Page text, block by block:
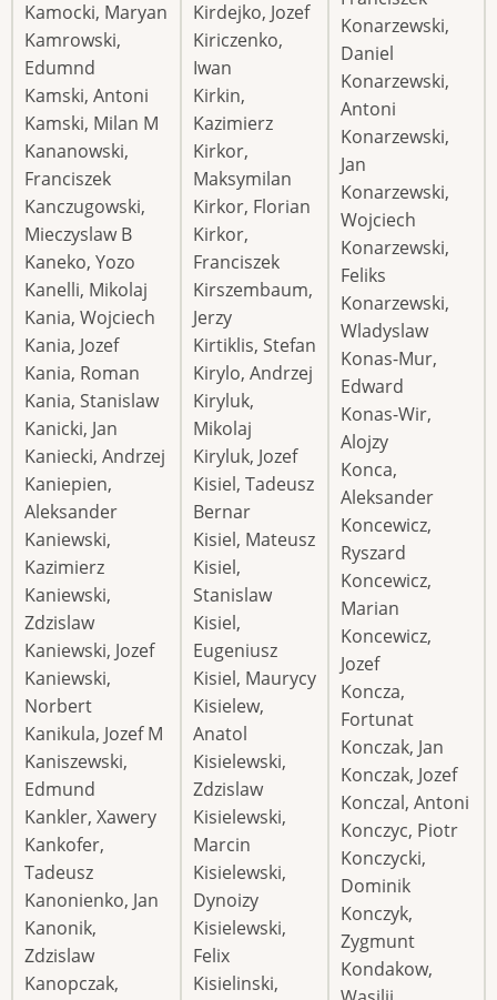
Kamocki, Maryan
Kamrowski,
Edumnd
Kamski, Antoni
Kamski, Milan M
Kananowski,
Franciszek
Kanczugowski,
Mieczyslaw B
Kaneko, Yozo
Kanelli, Mikolaj
Kania, Wojciech
Kania, Jozef
Kania, Roman
Kania, Stanislaw
Kanicki, Jan
Kaniecki, Andrzej
Kaniepien,
Aleksander
Kaniewski,
Kazimierz
Kaniewski,
Zdzislaw
Kaniewski, Jozef
Kaniewski,
Norbert
Kanikula, Jozef M
Kaniszewski,
Edmund
Kankler, Xawery
Kankofer,
Tadeusz
Kanonienko, Jan
Kanonik,
Zdzislaw
Kanopczak,
Kirdejko, Jozef
Kiriczenko,
Iwan
Kirkin,
Kazimierz
Kirkor,
Maksymilan
Kirkor, Florian
Kirkor,
Franciszek
Kirszembaum,
Jerzy
Kirtiklis, Stefan
Kirylo, Andrzej
Kiryluk,
Mikolaj
Kiryluk, Jozef
Kisiel, Tadeusz
Bernar
Kisiel, Mateusz
Kisiel,
Stanislaw
Kisiel,
Eugeniusz
Kisiel, Maurycy
Kisielew,
Anatol
Kisielewski,
Zdzislaw
Kisielewski,
Marcin
Kisielewski,
Dynoizy
Kisielewski,
Felix
Kisielinski,
Konarzewski,
Daniel
Konarzewski,
Antoni
Konarzewski,
Jan
Konarzewski,
Wojciech
Konarzewski,
Feliks
Konarzewski,
Wladyslaw
Konas-Mur,
Edward
Konas-Wir,
Alojzy
Konca,
Aleksander
Koncewicz,
Ryszard
Koncewicz,
Marian
Koncewicz,
Jozef
Koncza,
Fortunat
Konczak, Jan
Konczak, Jozef
Konczal, Antoni
Konczyc, Piotr
Konczycki,
Dominik
Konczyk,
Zygmunt
Kondakow,